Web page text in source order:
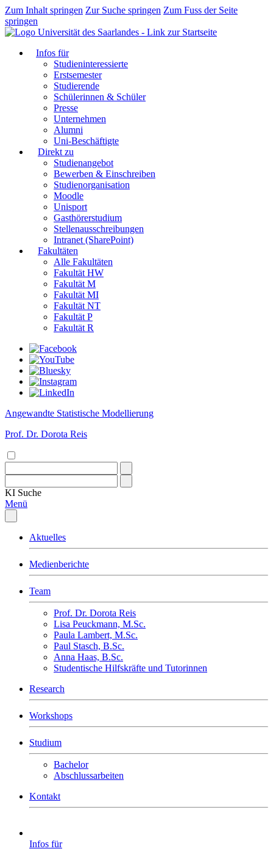
Zum Inhalt springen Zur Suche springen Zum Fuss der Seite
springen
Infos für
Studieninteressierte
Erstsemester
Studierende
Schülerinnen & Schüler
Presse
Unternehmen
Alumni
Uni-Beschäftigte
Direkt zu
Studienangebot
Bewerben & Einschreiben
Studienorganisation
Moodle
Unisport
Gasthörerstudium
Stellenausschreibungen
Intranet (SharePoint)
Fakultäten
Alle Fakultäten
Fakultät HW
Fakultät M
Fakultät MI
Fakultät NT
Fakultät P
Fakultät R
Angewandte Statistische Modellierung
Prof. Dr. Dorota Reis
KI Suche
Menü
Aktuelles
Medienberichte
Team
Prof. Dr. Dorota Reis
Lisa Peuckmann, M.Sc.
Paula Lambert, M.Sc.
Paul Stasch, B.Sc.
Anna Haas, B.Sc.
Studentische Hilfskräfte und Tutorinnen
Research
Workshops
Studium
Bachelor
Abschlussarbeiten
Kontakt
Infos für